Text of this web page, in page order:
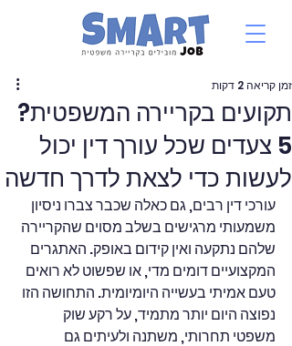
תקועים בקריירה המשפטית?
5 צעדים שכל עורך דין יכול
לעשות כדי לצאת לדרך חדשה
זמן קריאה 2 דקות
עורכי דין רבים, גם כאלה שכבר צברו ניסיון
משמעותי מרגישים בשלב מסוים שהקריירה
שלהם נתקעה ואין קידום באופק. האתגרים
המקצועיים דומים מדי, או שפשוט לא רואים
טעם אמיתי בעשייה היומיומית. התחושה הזו
נפוצה היום יותר מתמיד, על רקע שוק
משפטי תחרותי, משתנה ולעיתים גם